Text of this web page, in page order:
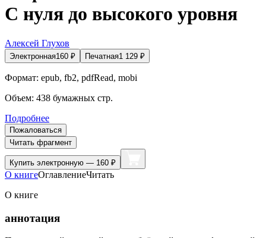
С нуля до высокого уровня
Алексей Глухов
Электронная160 ₽ Печатная1 129 ₽
Формат: epub, fb2, pdfRead, mobi
Объем: 438 бумажных стр.
Подробнее
Пожаловаться
Читать фрагмент
Купить электронную — 160 ₽
О книгеОглавлениеЧитать
О книге
аннотация